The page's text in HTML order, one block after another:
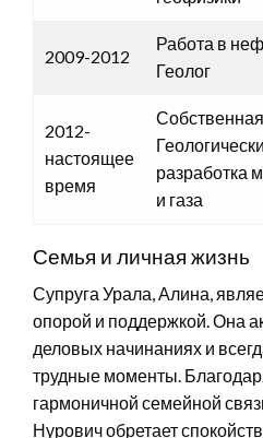
2009-2012
Работа в
Геолог
2012-
настоящее
время
разработка
и газа
Семья и личная жизнь
Супруга Урала, Алина,
опорой и поддержкой. Она
деловых начинаниях и
трудные моменты.
гармоничной семейной
Нурович обретает